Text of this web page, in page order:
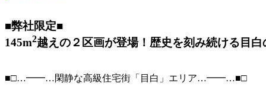
■弊社限定■
145m2越えの２区画が登場！歴史を刻み続ける目白
■□…━━…閑静な高級住宅街「目白」エリア…━━…■□